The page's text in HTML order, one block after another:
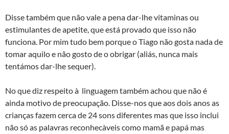
Disse também que não vale a pena dar-lhe vitaminas ou
estimulantes de apetite, que está provado que isso não
funciona. Por mim tudo bem porque o Tiago não gosta nada de
tomar aquilo e não gosto de o obrigar (aliás, nunca mais
tentámos dar-lhe sequer).
No que diz respeito à linguagem também achou que não é
ainda motivo de preocupação. Disse-nos que aos dois anos as
crianças fazem cerca de 24 sons diferentes mas que isso inclui
não só as palavras reconhecà­veis como mamã e papá mas